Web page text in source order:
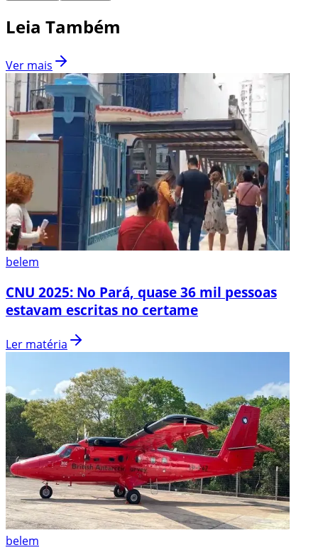
Leia Também
Ver mais
belem
CNU 2025: No Pará, quase 36 mil pessoas
estavam escritas no certame
Ler matéria
belem